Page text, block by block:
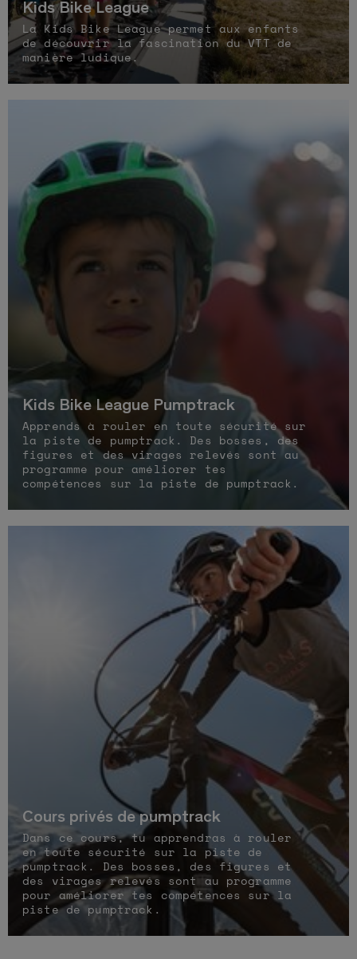
Kids Bike League
La Kids Bike League permet aux enfants
de découvrir la fascination du VTT de
manière ludique.
Kids Bike League Pumptrack
Apprends à rouler en toute sécurité sur
la piste de pumptrack. Des bosses, des
figures et des virages relevés sont au
programme pour améliorer tes
compétences sur la piste de pumptrack.
Cours privés de pumptrack
Dans ce cours, tu apprendras à rouler
en toute sécurité sur la piste de
pumptrack. Des bosses, des figures et
des virages relevés sont au programme
pour améliorer tes compétences sur la
piste de pumptrack.